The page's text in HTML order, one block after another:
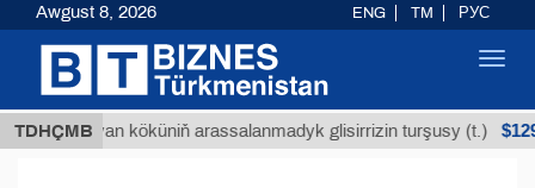
TDHÇMB
köküniň arassalanmadyk glisirrizin turşusy (t.) $12935,18
Awgust 8, 2026 ENG TM РУС